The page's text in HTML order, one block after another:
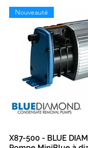
Aperçu
Nouveauté
X87-500 - BLUE